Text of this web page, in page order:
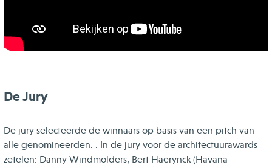
De Jury
De jury selecteerde de winnaars op basis van een pitch van
alle genomineerden. . In de jury voor de architectuurawards
zetelen: Danny Windmolders, Bert Haerynck (Havana